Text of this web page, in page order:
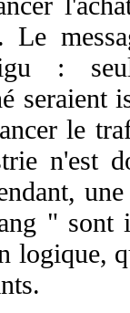
Le
:
seraient
le
n'est
" sont
logique,